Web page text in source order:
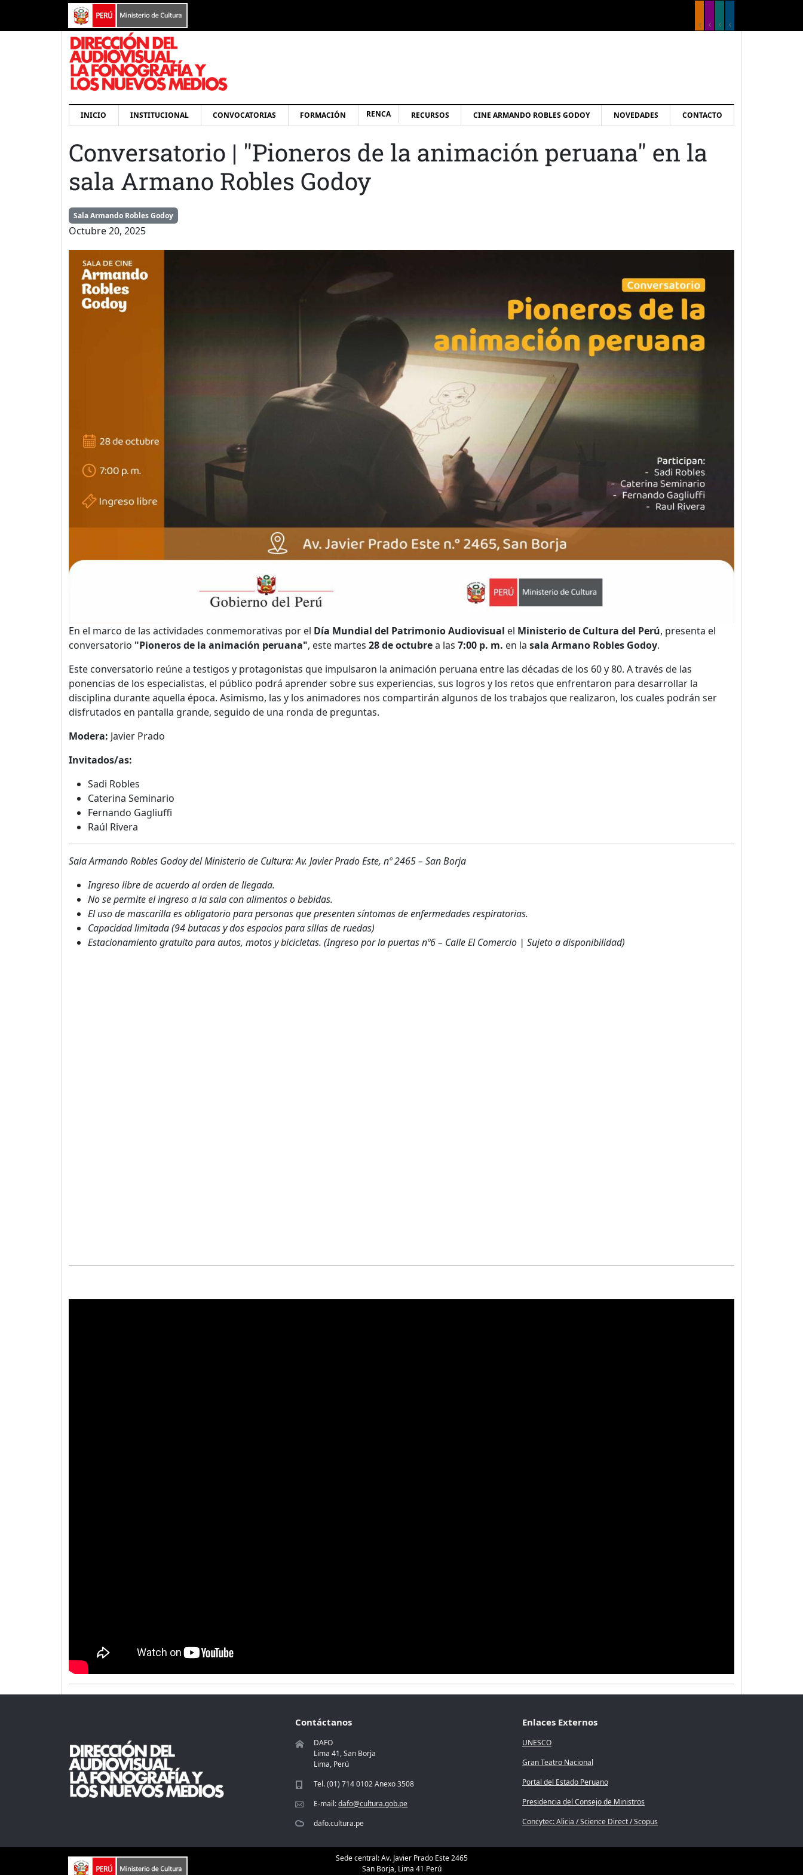
Pasar al contenido principal
Navegación principal
INICIO INSTITUCIONAL CONVOCATORIAS FORMACIÓN RENCA RECURSOS CINE ARMANDO ROBLES GODOY NOVEDADES CONTACTO
Conversatorio | "Pioneros de la animación peruana" en la
sala Armano Robles Godoy
Sala Armando Robles Godoy
Octubre 20, 2025
En el marco de las actividades conmemorativas por el Día Mundial del Patrimonio Audiovisual el Ministerio de Cultura del Perú, presenta el
conversatorio "Pioneros de la animación peruana", este martes 28 de octubrea las 7:00 p. m. en la sala Armano Robles Godoy.
Este conversatorio reúne a testigos y protagonistas que impulsaron la animación peruana entre las décadas de los 60 y 80. A través de las
ponencias de los especialistas, el público podrá aprender sobre sus experiencias, sus logros y los retos que enfrentaron para desarrollar la
disciplina durante aquella época. Asimismo, las y los animadores nos compartirán algunos de los trabajos que realizaron, los cuales podrán ser
disfrutados en pantalla grande, seguido de una ronda de preguntas.
Modera: Javier Prado
Invitados/as:
Sadi Robles
Caterina Seminario
Fernando Gagliuffi
Raúl Rivera
Sala Armando Robles Godoy del Ministerio de Cultura: Av. Javier Prado Este, nº 2465 – San Borja
Ingreso libre de acuerdo al orden de llegada.
No se permite el ingreso a la sala con alimentos o bebidas.
El uso de mascarilla es obligatorio para personas que presenten síntomas de enfermedades respiratorias.
Capacidad limitada (94 butacas y dos espacios para sillas de ruedas)
Estacionamiento gratuito para autos, motos y bicicletas. (Ingreso por la puertas nº6 – Calle El Comercio | Sujeto a disponibilidad)
Contáctanos
DAFO
Lima 41, San Borja
Lima, Perú
Tel. (01) 714 0102 Anexo 3508
E-mail:dafo@cultura.gob.pe
dafo.cultura.pe
Enlaces Externos
UNESCO
Gran Teatro Nacional
Portal del Estado Peruano
Presidencia del Consejo de Ministros
Concytec: Alicia / Science Direct / Scopus
Sede central: Av. Javier Prado Este 2465
San Borja, Lima 41 Perú